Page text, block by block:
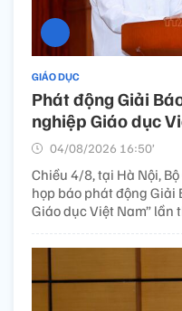
GIÁO DỤC
Phát động Giải
nghiệp Giáo dục
04/08/2026 16:50’
Chiều 4/8, tại Hà Nội,
họp báo phát động Giải
Giáo dục Việt Nam” lần